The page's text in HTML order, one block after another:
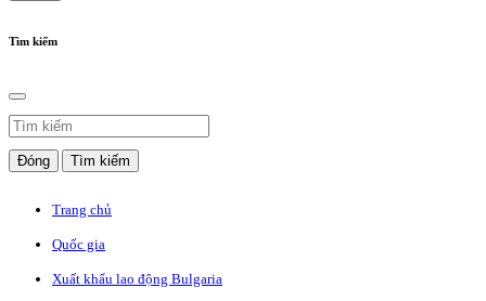
Tìm kiếm
Đóng Tìm kiếm
Trang chủ
Quốc gia
Xuất khẩu lao động Bulgaria